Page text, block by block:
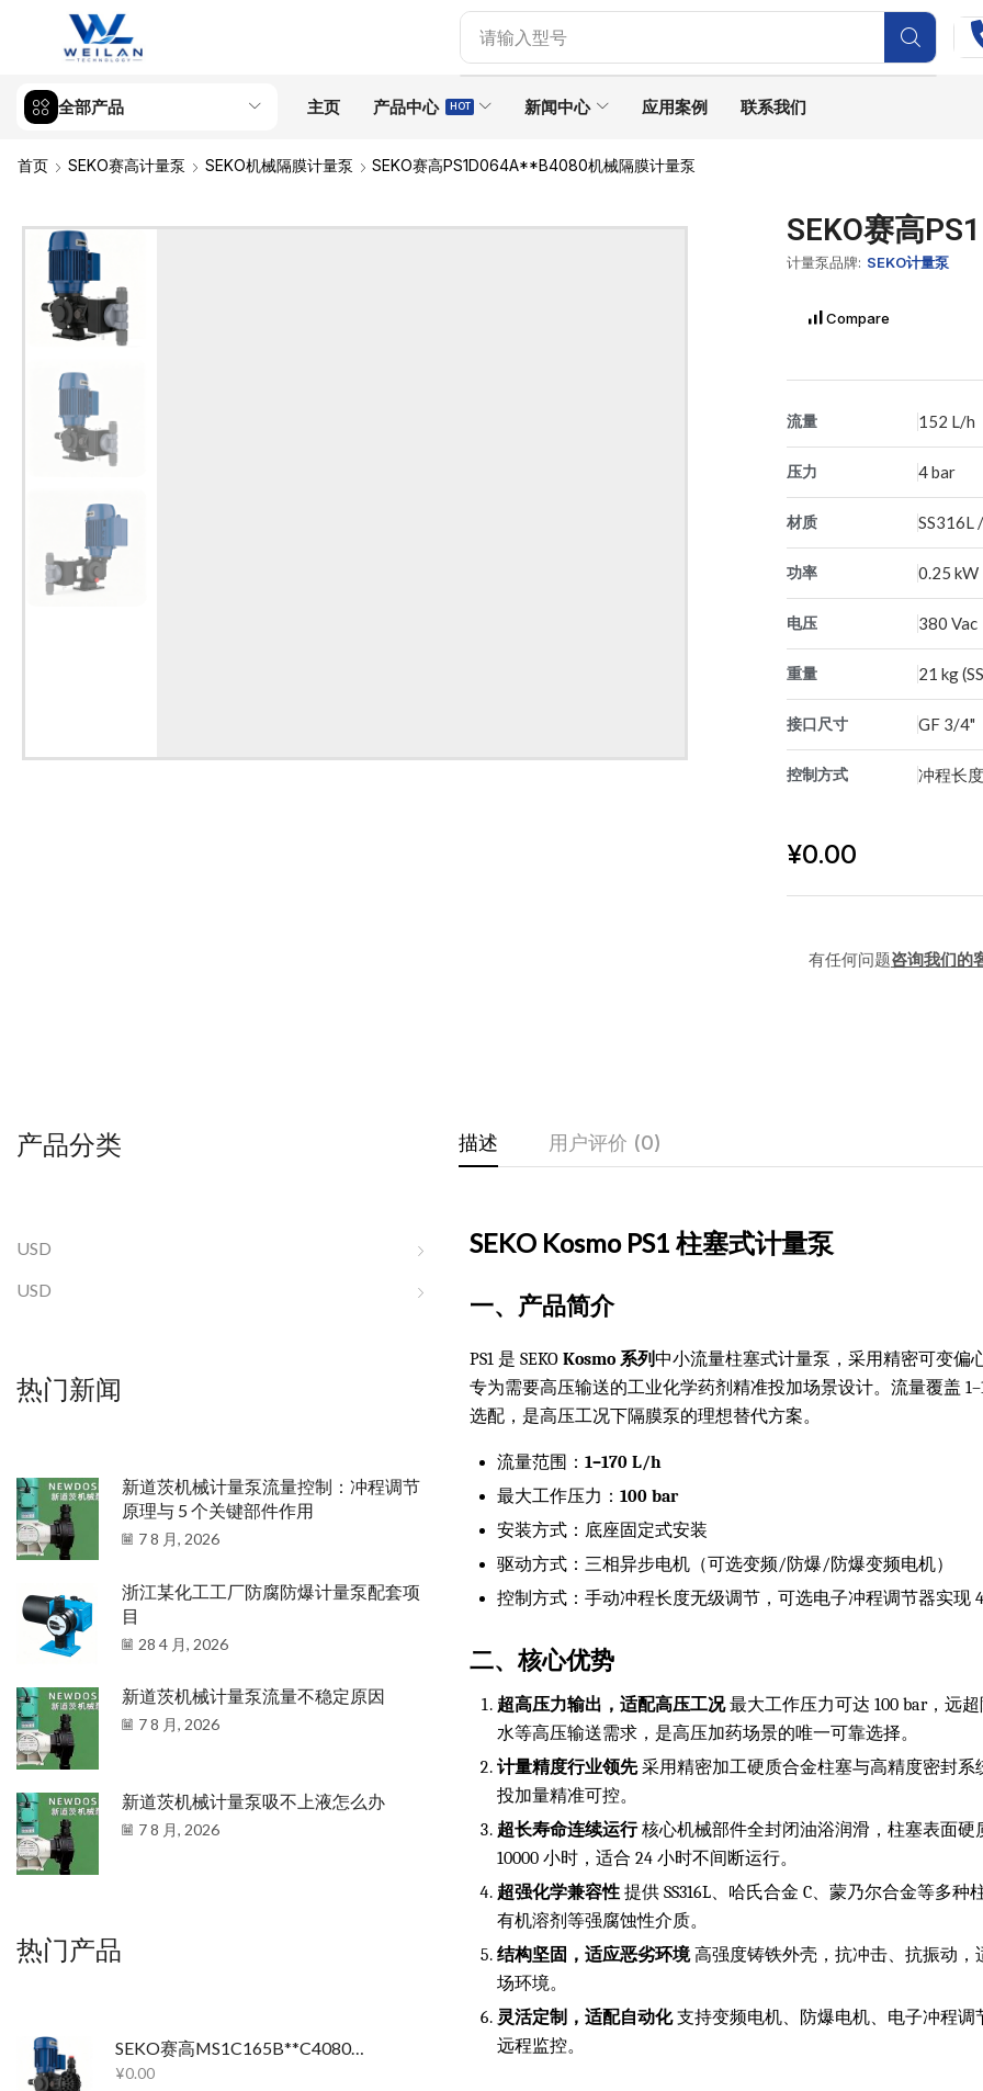
请输入型号
全部产品 主页 产品中心 HOT 新闻中心 应用案例 联系我们
首页 SEKO赛高计量泵 SEKO机械隔膜计量泵 SEKO赛高PS1D064A**B4080机械隔膜计量泵
SEKO赛高
计量泵品牌: SEKO计量泵
Compare
流量 152 L/h
压力 4 bar
材质 SS316L
功率 0.25 kW
电压 380 Vac
重量 21 kg
接口尺寸 GF 3/4"
控制方式 冲程长
¥0.00
有任何问题咨询我们的
产品分类
USD
USD
热门新闻
新道茨机械计量泵流量控制：冲程调节
原理与 5 个关键部件作用
7 8 月, 2026
浙江某化工工厂防腐防爆计量泵配套项
目
28 4 月, 2026
新道茨机械计量泵流量不稳定原因
7 8 月, 2026
新道茨机械计量泵吸不上液怎么办
7 8 月, 2026
热门产品
SEKO赛高MS1C165B**C4080机械隔膜计量泵
¥0.00
描述 用户评价 (0)
SEKO Kosmo PS1 柱塞式计量泵
一、产品简介
PS1 是 SEKOKosmo 系列中小流量柱塞式计量泵，采用精密可变偏
专为需要高压输送的工业化学药剂精准投加场景设计。流量覆盖
选配，是高压工况下隔膜泵的理想替代方案。
流量范围：1–170 L/h
最大工作压力：100 bar
安装方式：底座固定式安装
驱动方式：三相异步电机（可选变频/防爆/防爆变频电机）
控制方式：手动冲程长度无级调节，可选电子冲程调节器实现
二、核心优势
超高压力输出，适配高压工况最大工作压力可达 100 bar，远
水等高压输送需求，是高压加药场景的唯一可靠选择。
计量精度行业领先采用精密加工硬质合金柱塞与高精度密封
投加量精准可控。
超长寿命连续运行核心机械部件全封闭油浴润滑，柱塞表面
10000 小时，适合 24 小时不间断运行。
超强化学兼容性 提供 SS316L、哈氏合金 C、蒙乃尔合金等多
有机溶剂等强腐蚀性介质。
结构坚固，适应恶劣环境高强度铸铁外壳，抗冲击、抗振动，
场环境。
灵活定制，适配自动化支持变频电机、防爆电机、电子冲程调
远程监控。